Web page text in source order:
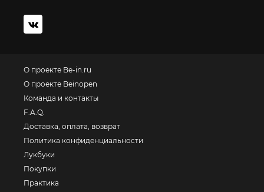
О проекте Be-in.ru
О проекте Beinopen
Команда и контакты
F.A.Q.
Доставка, оплата, возврат
Политика конфиденциальности
Лукбуки
Покупки
Практика